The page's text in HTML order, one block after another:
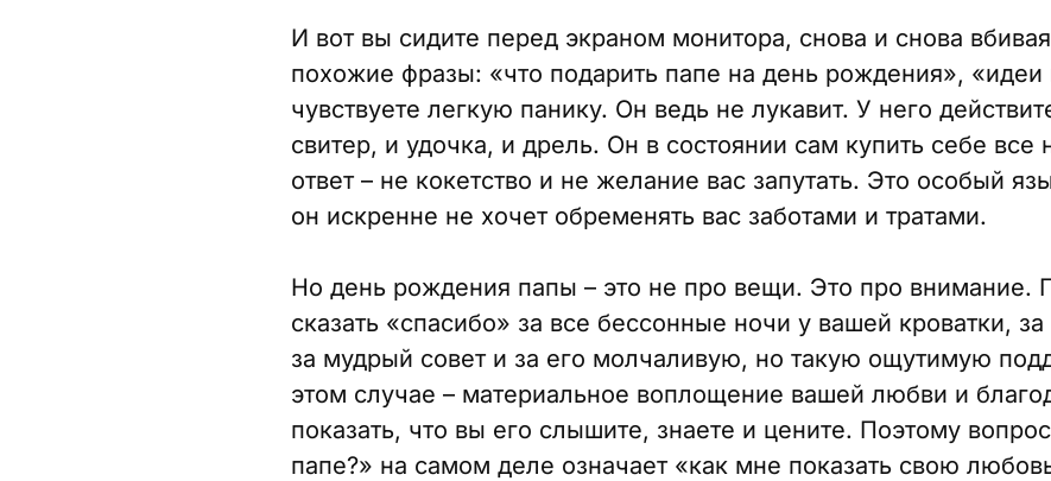
И вот вы сидите перед экраном монитора, снова и снова
похожие фразы: «что подарить папе на день рождения», «идеи
чувствуете легкую панику. Он ведь не лукавит. У него
свитер, и удочка, и дрель. Он в состоянии сам купить себе все
ответ – не кокетство и не желание вас запутать. Это особый
он искренне не хочет обременять вас заботами и тратами.
Но день рождения папы – это не про вещи. Это про внимание.
сказать «спасибо» за все бессонные ночи у вашей кроватки,
за мудрый совет и за его молчаливую, но такую ощутимую
этом случае – материальное воплощение вашей любви и
показать, что вы его слышите, знаете и цените. Поэтому
папе?» на самом деле означает «как мне показать свою